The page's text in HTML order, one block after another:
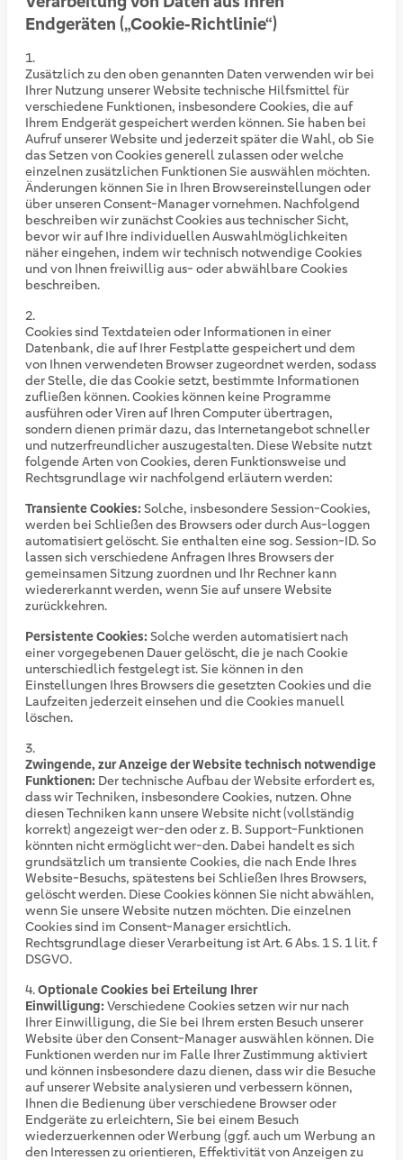
Endgeräten („Cookie‑Richtlinie“)
Zusätzlich zu den oben genannten Daten verwenden wir bei
Ihrer Nutzung unserer Website technische Hilfsmittel für
verschiedene Funktionen, insbesondere Cookies, die auf
Ihrem Endgerät gespeichert werden können. Sie haben bei
Aufruf unserer Website und jederzeit später die Wahl, ob Sie
das Setzen von Cookies generell zulassen oder welche
einzelnen zusätzlichen Funktionen Sie auswählen möchten.
Änderungen können Sie in Ihren Browsereinstellungen oder
über unseren Consent-Manager vornehmen. Nachfolgend
beschreiben wir zunächst Cookies aus technischer Sicht,
bevor wir auf Ihre individuellen Auswahlmöglichkeiten
näher eingehen, indem wir technisch notwendige Cookies
und von Ihnen freiwillig aus- oder abwählbare Cookies
beschreiben.
Cookies sind Textdateien oder Informationen in einer
Datenbank, die auf Ihrer Festplatte gespeichert und dem
von Ihnen verwendeten Browser zugeordnet werden, sodass
der Stelle, die das Cookie setzt, bestimmte Informationen
zufließen können. Cookies können keine Programme
ausführen oder Viren auf Ihren Computer übertragen,
sondern dienen primär dazu, das Internetangebot schneller
und nutzerfreundlicher auszugestalten. Diese Website nutzt
folgende Arten von Cookies, deren Funktionsweise und
Rechtsgrundlage wir nachfolgend erläutern werden:
Transiente Cookies: Solche, insbesondere Session-Cookies,
werden bei Schließen des Browsers oder durch Aus-loggen
automatisiert gelöscht. Sie enthalten eine sog. Session-ID. So
lassen sich verschiedene Anfragen Ihres Browsers der
gemeinsamen Sitzung zuordnen und Ihr Rechner kann
wiedererkannt werden, wenn Sie auf unsere Website
zurückkehren.
Persistente Cookies: Solche werden automatisiert nach
einer vorgegebenen Dauer gelöscht, die je nach Cookie
unterschiedlich festgelegt ist. Sie können in den
Einstellungen Ihres Browsers die gesetzten Cookies und die
Laufzeiten jederzeit einsehen und die Cookies manuell
löschen.
Zwingende, zur Anzeige der Website technisch notwendige
Funktionen: Der technische Aufbau der Website erfordert es,
dass wir Techniken, insbesondere Cookies, nutzen. Ohne
diesen Techniken kann unsere Website nicht (vollständig
korrekt) angezeigt wer-den oder z. B. Support-Funktionen
könnten nicht ermöglicht wer-den. Dabei handelt es sich
grundsätzlich um transiente Cookies, die nach Ende Ihres
Website-Besuchs, spätestens bei Schließen Ihres Browsers,
gelöscht werden. Diese Cookies können Sie nicht abwählen,
wenn Sie unsere Website nutzen möchten. Die einzelnen
Cookies sind im Consent-Manager ersichtlich.
Rechtsgrundlage dieser Verarbeitung ist Art. 6 Abs. 1 S. 1 lit. f
DSGVO.
Optionale Cookies bei Erteilung Ihrer
Einwilligung: Verschiedene Cookies setzen wir nur nach
Ihrer Einwilligung, die Sie bei Ihrem ersten Besuch unserer
Website über den Consent-Manager auswählen können. Die
Funktionen werden nur im Falle Ihrer Zustimmung aktiviert
und können insbesondere dazu dienen, dass wir die Besuche
auf unserer Website analysieren und verbessern können,
Ihnen die Bedienung über verschiedene Browser oder
Endgeräte zu erleichtern, Sie bei einem Besuch
wiederzuerkennen oder Werbung (ggf. auch um Werbung an
den Interessen zu orientieren, Effektivität von Anzeigen zu